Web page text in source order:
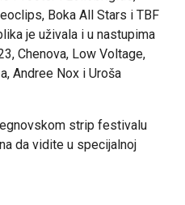
Boka All Stars i TBF
je uživala i u nastupima
Chenova, Low Voltage,
Andree Nox i Uroša
strip festivalu
da vidite u specijalnoj